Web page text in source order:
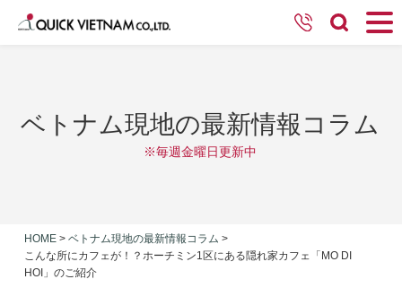
ベトナム現地の最新情報コラム
※毎週金曜日更新中
HOME > ベトナム現地の最新情報コラム >
こんな所にカフェが！？ホーチミン1区にある隠れ家カフェ「MO DI
HOI」のご紹介